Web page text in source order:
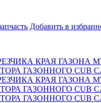
Добавить в
КРАЯ ГАЗОНА
ГАЗОННОГО CUB
КРАЯ ГАЗОНА
ГАЗОННОГО CUB
ГАЗОННОГО CUB